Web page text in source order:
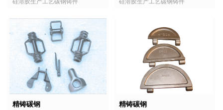
精铸碳钢 精铸碳钢